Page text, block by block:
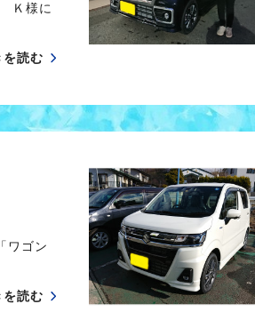
Ｋ様に
を読む
ワゴン
を読む